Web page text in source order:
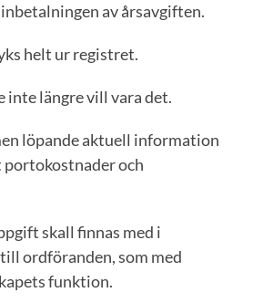
av årsavgiften.
helt ur registret.
inte längre vill vara det.
löpande aktuell information
portokostnader och
skall finnas med i
ordföranden, som med
funktion.